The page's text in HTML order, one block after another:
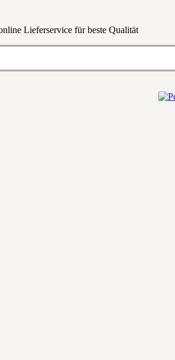
Lieferservice für beste Qualität